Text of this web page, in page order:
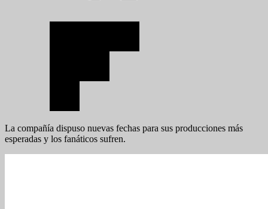
La compañía dispuso nuevas fechas para sus producciones más
esperadas y los fanáticos sufren.